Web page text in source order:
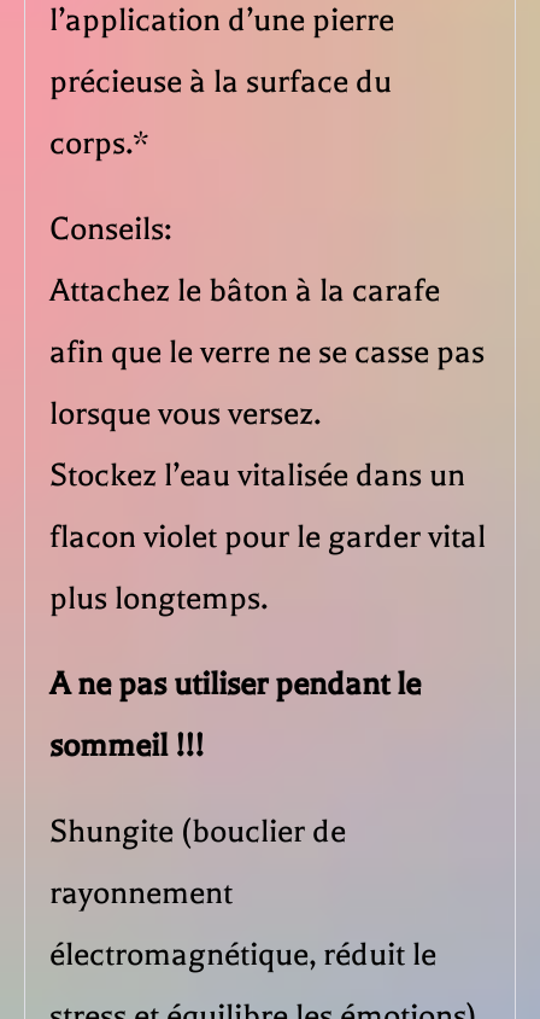
l’application d’une pierre
précieuse à la surface du
corps.*
Conseils:
Attachez le bâton à la carafe
afin que le verre ne se casse pas
lorsque vous versez.
Stockez l’eau vitalisée dans un
flacon violet pour le garder vital
plus longtemps.
A ne pas utiliser pendant le
sommeil !!!
Shungite (bouclier de
rayonnement
électromagnétique, réduit le